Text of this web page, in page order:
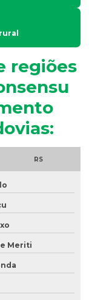
humano
regiões
RS
Meriti